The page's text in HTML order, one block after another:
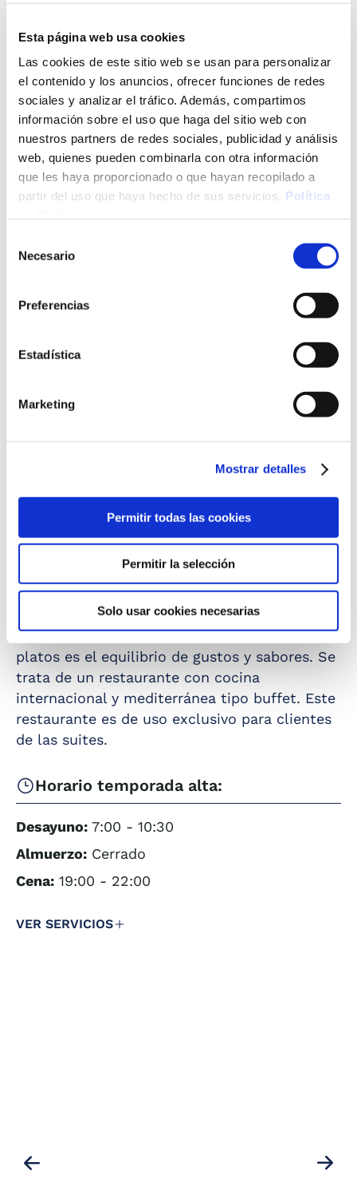
Esta página web usa cookies
Las cookies de este sitio web se usan para personalizar
el contenido y los anuncios, ofrecer funciones de redes
sociales y analizar el tráfico. Además, compartimos
información sobre el uso que haga del sitio web con
nuestros partners de redes sociales, publicidad y análisis
web, quienes pueden combinarla con otra información
que les haya proporcionado o que hayan recopilado a
partir del uso que haya hecho de sus servicios. Política
Necesario
Preferencias
Estadística
Marketing
Mostrar detalles
Permitir todas las cookies
Permitir la selección
Solo usar cookies necesarias
VER SERVICIOS
RESTAURANTE TAHAA
El restaurante Tahaa, situado en el edificio
Suites, ofrece una experiencia gastronómica
con una combinación perfecta de tradición y
modernidad. La característica principal de sus
platos es el equilibrio de gustos y sabores. Se
trata de un restaurante con cocina
internacional y mediterránea tipo buffet. Este
restaurante es de uso exclusivo para clientes
de las suites.
Horario temporada alta:
Desayuno: 7:00 - 10:30
Almuerzo: Cerrado
Cena: 19:00 - 22:00
VER SERVICIOS
Showcooking
Carta de vinos
elaborada por
nuestro
Rincones
gastronómicos
con especialidades
de diversos países